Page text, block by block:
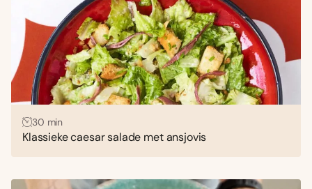
30 min
Klassieke caesar salade met ansjovis